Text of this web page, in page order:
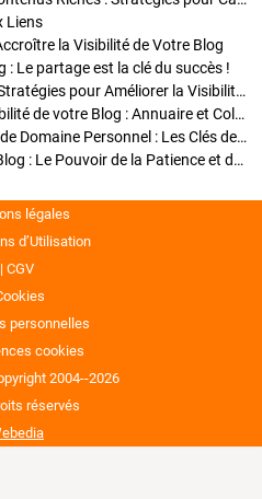
Liens
la Visibilité de Votre Blog
: Le partage est la clé du succès !
Optimisation SEO des Articles : Stratégies pour Améliorer la Visibilité de Votre Blog
Stratégies pour améliorer la visibilité de votre Blog : Annuaire et Collaborations
Pourquoi Investir dans un Nom de Domaine Personnel : Les Clés de la Réussite de Votre Blog
Comment Faire Émerger Votre Blog : Le Pouvoir de la Patience et de la Persévérance
légales
d’Utilisation
CGV
personnelles
cookies
2004--2026
réservés